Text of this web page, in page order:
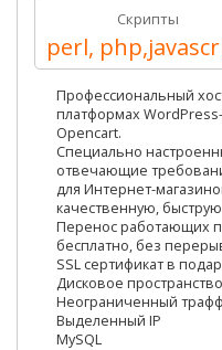
Скрипты
perl,
Профессиональный
платформах
Opencart.
Специально
отвечающие
для Интернет-
качественную,
Перенос работающих
бесплатно, без
SSL сертификат в
Дисковое
Неограниченный
Выделенный IP
MySQL